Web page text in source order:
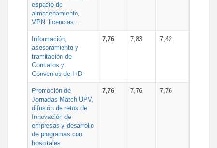
espacio de
almacenamiento,
VPN, licencias...
Información,
asesoramiento y
tramitación de
Contratos y
Convenios de I+D
7,76 7,83 7,42
Promoción de
Jornadas Match UPV,
difusión de retos de
Innovación de
empresas y desarrollo
de programas con
hospitales
7,76 7,76 7,76